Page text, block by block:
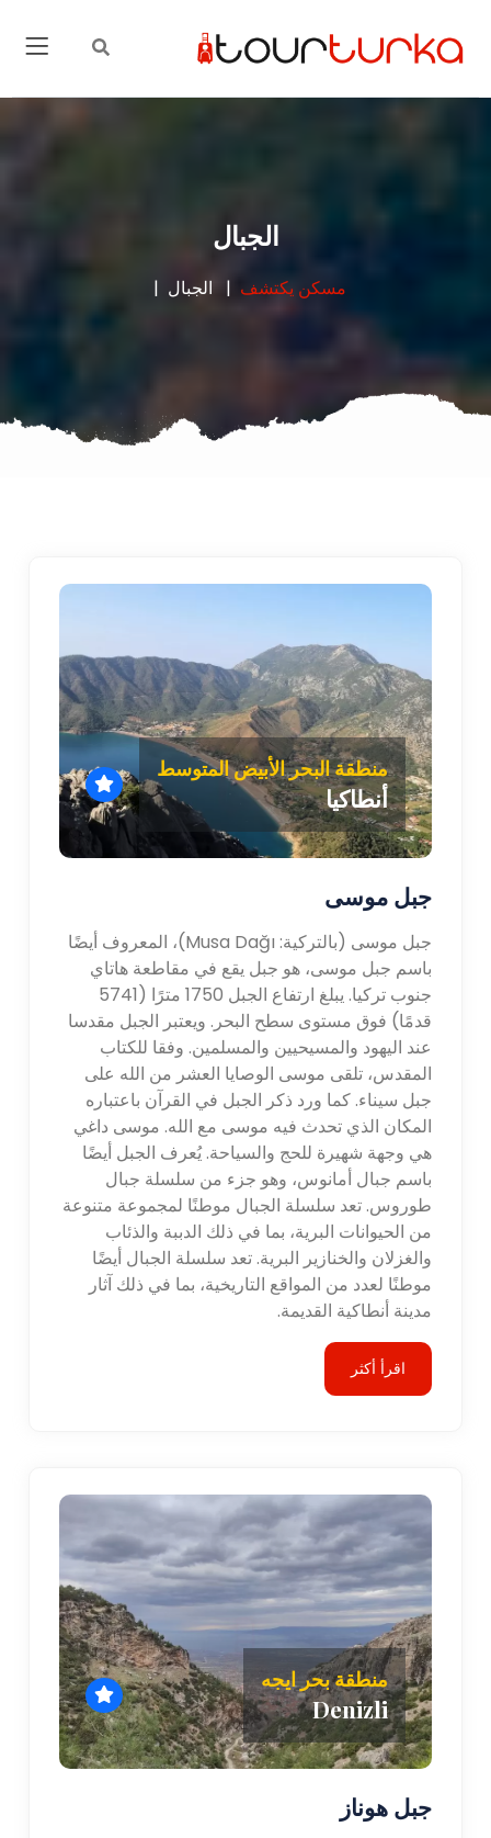
الجبال
مسكن يكتشف الجبال
منطقة البحر الأبيض المتوسط
أنطاكيا
جبل موسى
جبل موسى (بالتركية: Musa Dağı)، المعروف أيضًا
باسم جبل موسى، هو جبل يقع في مقاطعة هاتاي
جنوب تركيا. يبلغ ارتفاع الجبل 1750 مترًا (5741
قدمًا) فوق مستوى سطح البحر. ويعتبر الجبل مقدسا
عند اليهود والمسيحيين والمسلمين. وفقا للكتاب
المقدس، تلقى موسى الوصايا العشر من الله على
جبل سيناء. كما ورد ذكر الجبل في القرآن باعتباره
المكان الذي تحدث فيه موسى مع الله. موسى داغي
هي وجهة شهيرة للحج والسياحة. يُعرف الجبل أيضًا
باسم جبال أمانوس، وهو جزء من سلسلة جبال
طوروس. تعد سلسلة الجبال موطنًا لمجموعة متنوعة
من الحيوانات البرية، بما في ذلك الدببة والذئاب
والغزلان والخنازير البرية. تعد سلسلة الجبال أيضًا
موطنًا لعدد من المواقع التاريخية، بما في ذلك آثار
مدينة أنطاكية القديمة.
اقرأ أكثر
منطقة بحر ايجه
Denizli
جبل هوناز